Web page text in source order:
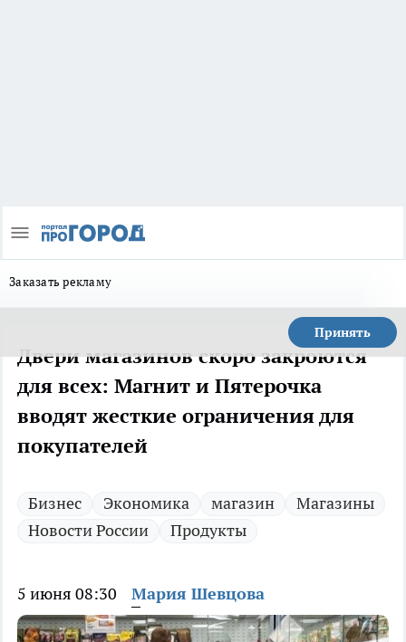
Заказать рекламу
Принять
Двери магазинов скоро закроются
для всех: Магнит и Пятерочка
вводят жесткие ограничения для
покупателей
Бизнес Экономика магазин
Магазины
Новости России
Продукты
5 июня 08:30 Мария Шевцова